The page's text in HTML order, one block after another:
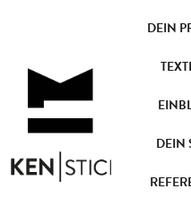
DEIN
DEIN